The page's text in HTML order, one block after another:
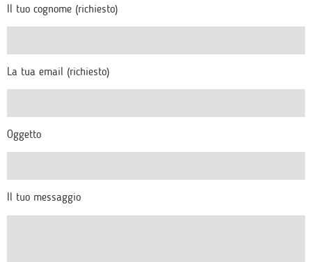
Il tuo cognome (richiesto)
La tua email (richiesto)
Oggetto
Il tuo messaggio